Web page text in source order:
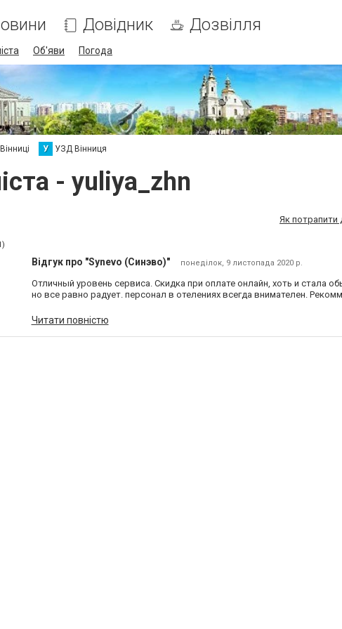
Довідник Дозвілля
Об'яви Погода
У УЗД Вінниця
- yuliya_zhn
Як потрапити
Відгук про "Synevo (Синэво)" понеділок, 9 листопада 2020 р.
Отличный уровень сервиса. Скидка при оплате онлайн, хоть и стала
но все равно радует. персонал в отелениях всегда внимателен.
Читати повністю